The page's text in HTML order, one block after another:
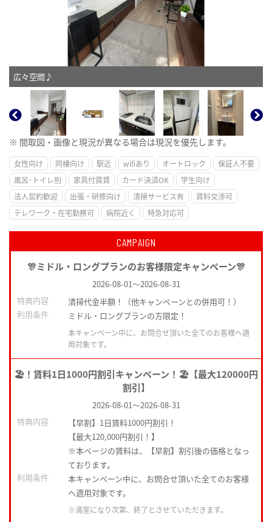
広々空間♪
※ 間取図・画像と現況が異なる場合は現況を優先します。
女性向け 同棲向け 駅近 wifiあり オートロック
保証人不要
風呂･トイレ別
家具付賃貸 カード決済OK
学生向け
法人契約歓迎
出張・研修向け 清掃サービス有
賃料交渉可
テレワーク・在宅勤務可
病院近く 特急対応可
CAMPAIGN
🎊ミドル・ロングプランのお客様限定キャンペーン🎊
2026-08-01～2026-08-31
特典内容
清掃代金半額！（他キャンペーンとの併用可！）
利用条件
ミドル・ロングプランの方限定！
本キャンペーン中に、お問合せ頂いた全てのお客様へ適
用対象です。
🏖️！賃料1日1000円割引キャンペーン！🏖️【最大120000円
割引】
2026-08-01～2026-08-31
特典内容
【早割】1日賃料1000円割引！
【最大120,000円割引！】
※本ページの賃料は、【早割】割引後の価格となっ
ております。
利用条件
本キャンペーン中に、お問合せ頂いた全てのお客様
へ適用対象です。
※満室になり次第、終了とさせていただきます。